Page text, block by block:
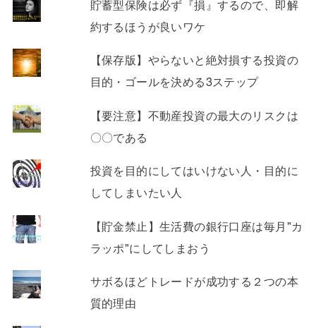
貯蓄型保険は必ず『損』するので、即解
約するほうが良いワケ
【保存版】やらないと絶対損する投資の
目的・ゴールを決める3ステップ
【要注意】不動産投資の最大のリスクは
〇〇である
投資を目的にしてはいけない人・目的に
してしまいたい人
【貯金禁止】生活費の銀行口座は毎月"カ
ラッポ"にしてしまおう
サボるほどトレードが成功する２つの本
質的理由